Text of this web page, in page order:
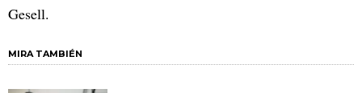
Gesell.
MIRA TAMBIÉN